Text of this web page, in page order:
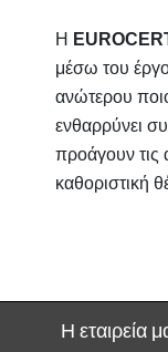
Η
μέσω του
ανώτερου
ενθαρρύνει
προάγουν τις
καθοριστική
Η εταιρεία